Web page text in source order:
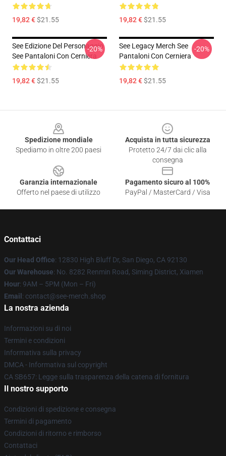
19,82 €$21.55 19,82 €$21.55
See Edizione Del Personaggio
See Pantaloni Con Cerniera
19,82 €$21.55
-20%
See Legacy Merch See
Pantaloni Con Cerniera
19,82 €$21.55
-20%
Spedizione mondiale
Spediamo in oltre 200 paesi
Acquista in tutta sicurezza
Protetto 24/7 dai clic alla
consegna
Garanzia internazionale
Offerto nel paese di utilizzo
Pagamento sicuro al 100%
PayPal / MasterCard / Visa
Contattaci
Our Head Office: 12830 High Bluff Dr, San Diego, CA 92130
Our Warehouse: No. 8282 Renmin Road, Siming District, Xiamen
Hour: 9AM – 5PM (Mon – Fri)
Email : contact@see-merch.shop
La nostra azienda
Informazioni su di noi
Termini e condizioni
Informativa sulla privacy
DMCA - Informativa sul copyright
CA SB657: Legge sulla trasparenza della catena di fornitura
Il nostro supporto
Condizioni di spedizione e consegna
Termini di pagamento
Condizioni di ritorno e rimborso
Contattaci